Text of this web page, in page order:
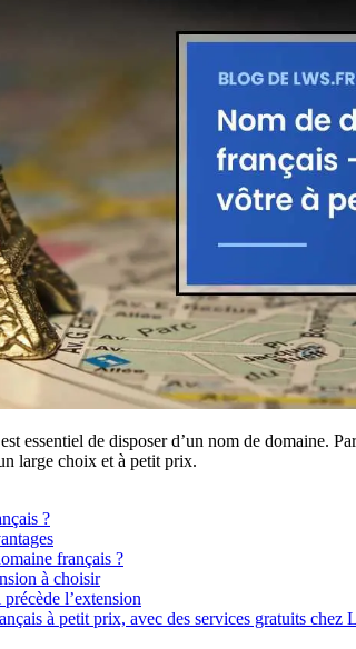
essentiel de disposer d’un nom de domaine.
large choix et à petit prix.
?
français ?
à choisir
l’extension
à petit prix, avec des services gratuits chez